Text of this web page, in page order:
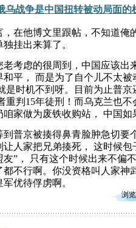
乌战争是中国扭转被动局面的
，在他博文里跟帖，不知道俺
挂出来算了。
老考虑的很周到，中国应该出
和平， 而是为了自个儿不太
是时机不到呀。目前为止普
重判15年徒刑！而乌克兰也
家做为废铁收购站， 中国如
普京被揍得鼻青脸肿急切要
让人家把兄弟揍死， 这时候包
友”， 只有这个时候出来不偏
都不行啊。你没资格叫人家神
优待俘虏啊。
浏